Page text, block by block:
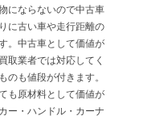
にならないので中古車
に古い車や走行距離の
。中古車として価値が
取業者では対応してく
も値段が付きます。
も原材料として価値が
ー・ハンドル・カーナ